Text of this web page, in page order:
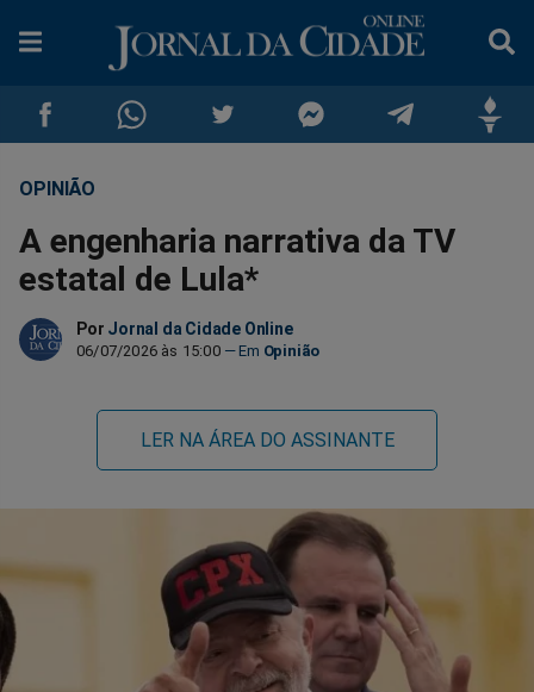
Compartilhar
no
Facebook
Compartilhar
no
Whatsapp
no
Twitter
no
Messenger
no
OPINIÃO
A engenharia narrativa da TV
estatal de Lula*
Por Jornal da Cidade Online
06/07/2026 às 15:00 Opinião
LER NA ÁREA DO ASSINANTE